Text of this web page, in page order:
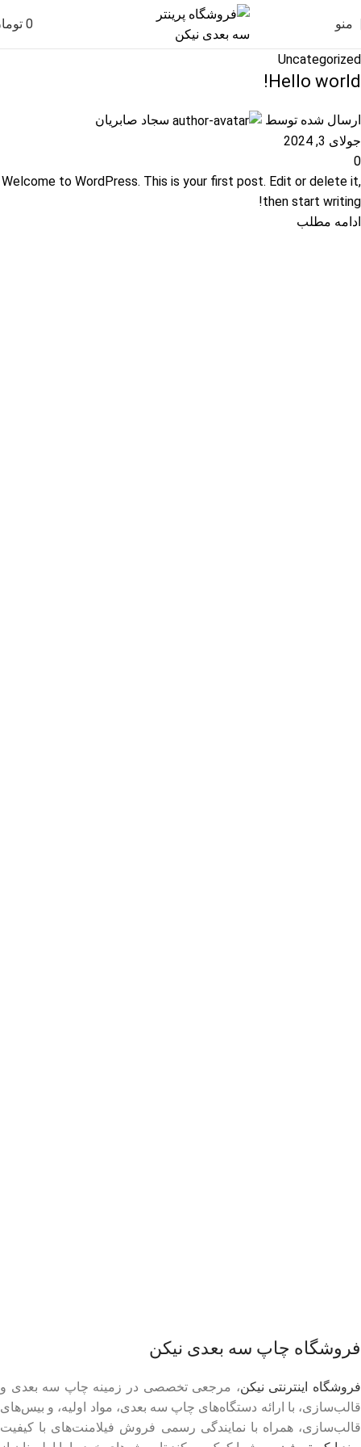
منو 0
Uncategorized
Hello world!
ارسال شده توسط
سجاد صابریان
جولای 3, 2024
0
Welcome to WordPress. This is your first post. Edit or delete it,
then start writing!
ادامه مطلب
فروشگاه چاپ سه بعدی نیکن
فروشگاه اینترنتی نیکن، مرجعی تخصصی در زمینه چاپ سه بعدی و
قالب‌سازی، با ارائه دستگاه‌های چاپ سه بعدی، مواد اولیه، و بیس‌های
قالب‌سازی، همراه با نمایندگی رسمی فروش فیلامنت‌های با کیفیت